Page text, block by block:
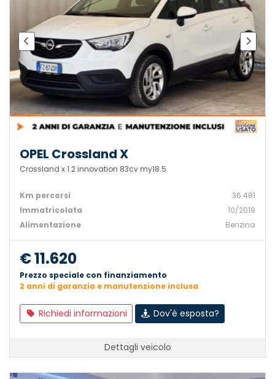
OPEL Crossland X
Crossland x 1.2 innovation 83cv my18.5
Km percorsi
36.481
Immatricolata
10/2019
Alimentazione
Benzina
€ 11.620
Prezzo speciale con finanziamento
2 anni di garanzia e manutenzione inclusa
Richiedi informazioni Dov'è esposta?
Dettagli veicolo